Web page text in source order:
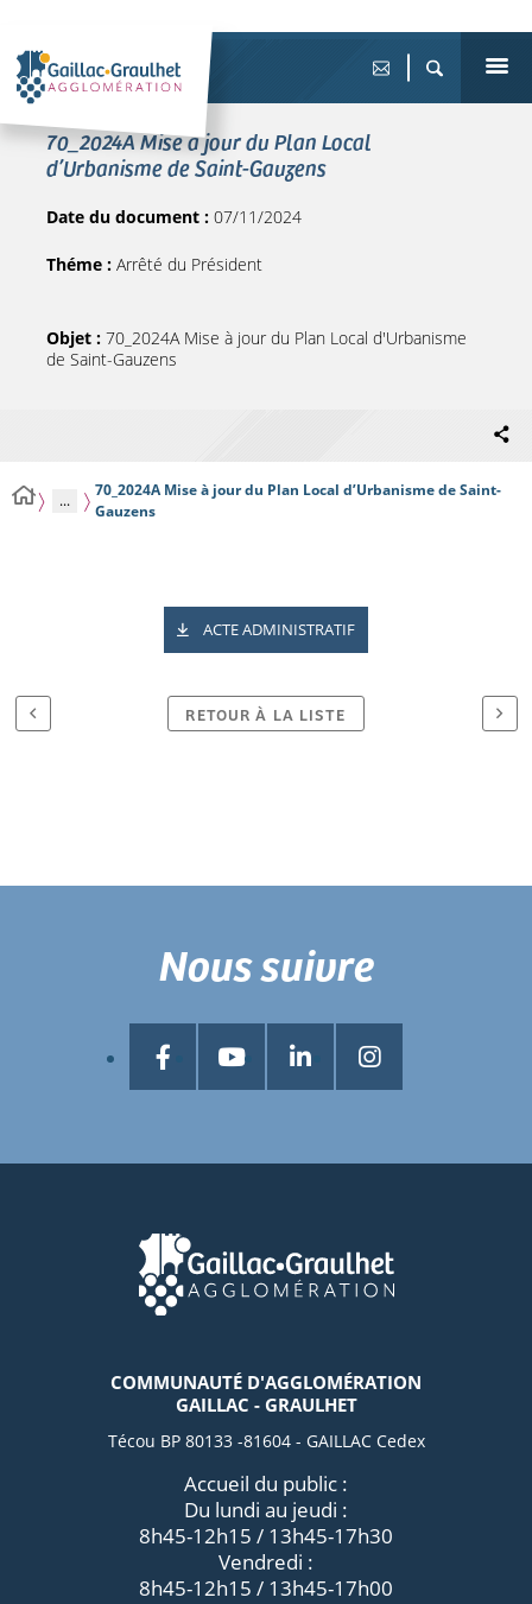
70_2024A Mise à jour du Plan Local
d’Urbanisme de Saint-Gauzens
Date du document : 07/11/2024
Théme : Arrêté du Président
Objet : 70_2024A Mise à jour du Plan Local d'Urbanisme
de Saint-Gauzens
...
70_2024A Mise à jour du Plan Local d’Urbanisme de Saint-
Gauzens
ACTE ADMINISTRATIF
RETOUR À LA LISTE
COMMUNAUTÉ D'AGGLOMÉRATION
GAILLAC - GRAULHET
Técou BP 80133 -81604 - GAILLAC Cedex
Accueil du public :
Du lundi au jeudi :
8h45-12h15 / 13h45-17h30
Vendredi :
8h45-12h15 / 13h45-17h00
Nous suivre